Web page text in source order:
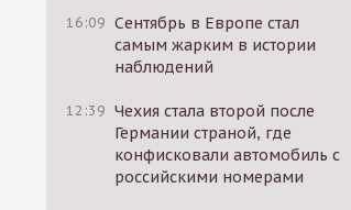
16:09 Сентябрь в Европе стал
самым жарким в истории
наблюдений
12:39 Чехия стала второй после
Германии страной, где
конфисковали автомобиль с
российскими номерами